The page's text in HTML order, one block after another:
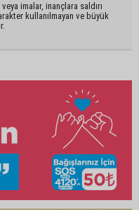
imalar, inançlara saldırı
kullanılmayan ve büyük